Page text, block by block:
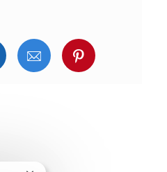
でシェア
でシェア
メールでシェア
Pinterestで